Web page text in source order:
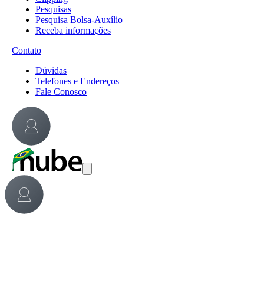
Pesquisas
Pesquisa Bolsa-Auxílio
Receba informações
Contato
Dúvidas
Telefones e Endereços
Fale Conosco